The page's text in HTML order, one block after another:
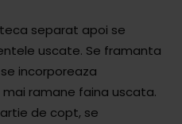
separat apoi se
uscate. Se framanta
incorporeaza
ramane faina uscata.
de copt, se